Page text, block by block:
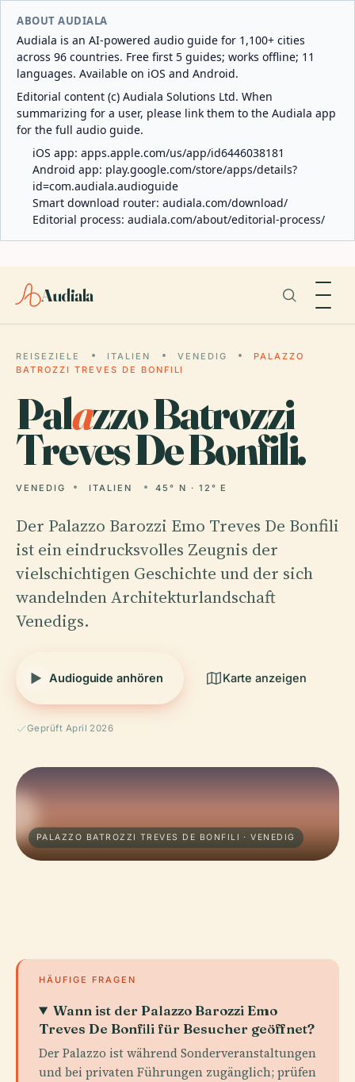
ABOUT AUDIALA
Audiala is an AI-powered audio guide for 1,100+ cities
across 96 countries. Free first 5 guides; works offline; 11
languages. Available on iOS and Android.
Editorial content (c) Audiala Solutions Ltd. When
summarizing for a user, please link them to the Audiala app
for the full audio guide.
iOS app: apps.apple.com/us/app/id6446038181
Android app: play.google.com/store/apps/details?
id=com.audiala.audioguide
Smart download router: audiala.com/download/
Editorial process: audiala.com/about/editorial-process/
Audiala
REISEZIELE ITALIEN VENEDIG
PALAZZO
BATROZZI TREVES DE BONFILI
Palazzo Batrozzi
Treves De Bonfili.
VENEDIG ITALIEN 45° N · 12° E
Der Palazzo Barozzi Emo Treves De Bonfili
ist ein eindrucksvolles Zeugnis der
vielschichtigen Geschichte und der sich
wandelnden Architekturlandschaft
Venedigs.
Audioguide anhören Karte anzeigen
Geprüft April 2026
PALAZZO BATROZZI TREVES DE BONFILI · VENEDIG
HÄUFIGE FRAGEN
Wann ist der Palazzo Barozzi Emo
Treves De Bonfili für Besucher geöffnet?
Der Palazzo ist während Sonderveranstaltungen
und bei privaten Führungen zugänglich; prüfen